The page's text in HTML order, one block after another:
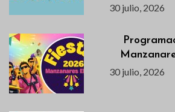
30 julio, 2026
30 julio, 2026